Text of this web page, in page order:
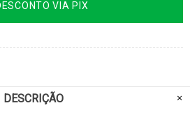
VIA PIX
DESCRIÇÃO